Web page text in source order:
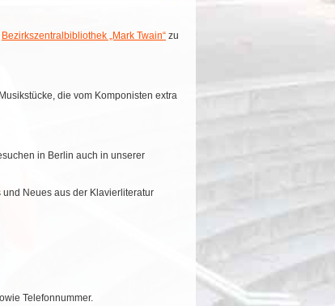
Bezirkszentralbibliothek „Mark Twain“ zu
die vom Komponisten extra
in Berlin auch in unserer
Neues aus der Klavierliteratur
Telefonnummer.